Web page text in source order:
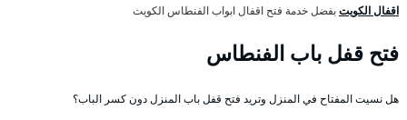
اقفال الكويتبفضل خدمة فتح اقفال ابواب الفنطاس الكويت
فتح قفل باب الفنطاس
هل نسيت المفتاح في المنزل وتريد فتح قفل باب المنزل دون كسر الباب؟